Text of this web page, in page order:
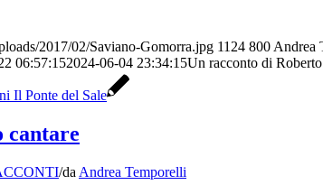
2017/02/Saviano-Gomorra.jpg 1124 800Andrea
06:57:152024-06-04 23:34:15Un racconto di
cantare
/da Andrea Temporelli